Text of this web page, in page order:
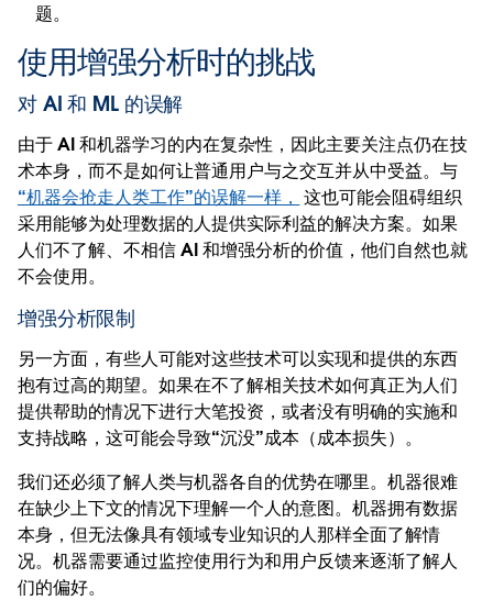
题。
使用增强分析时的挑战
对 AI 和 ML 的误解
由于 AI 和机器学习的内在复杂性，因此主要关注点仍在技
术本身，而不是如何让普通用户与之交互并从中受益。与
“机器会抢走人类工作”的误解一样， 这也可能会阻碍组织
采用能够为处理数据的人提供实际利益的解决方案。如果
人们不了解、不相信 AI 和增强分析的价值，他们自然也就
不会使用。
增强分析限制
另一方面，有些人可能对这些技术可以实现和提供的东西
抱有过高的期望。如果在不了解相关技术如何真正为人们
提供帮助的情况下进行大笔投资，或者没有明确的实施和
支持战略，这可能会导致“沉没”成本（成本损失）。
我们还必须了解人类与机器各自的优势在哪里。机器很难
在缺少上下文的情况下理解一个人的意图。机器拥有数据
本身，但无法像具有领域专业知识的人那样全面了解情
况。机器需要通过监控使用行为和用户反馈来逐渐了解人
们的偏好。